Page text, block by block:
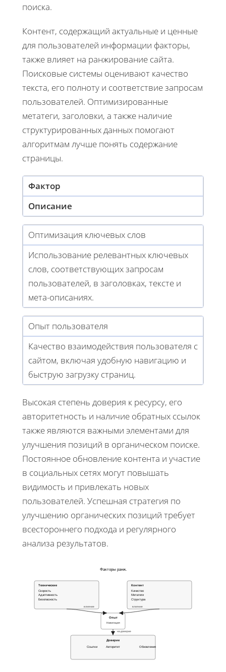
поиска.
Контент, содержащий актуальные и ценные
для пользователей информации факторы,
также влияет на ранжирование сайта.
Поисковые системы оценивают качество
текста, его полноту и соответствие запросам
пользователей. Оптимизированные
метатеги, заголовки, а также наличие
структурированных данных помогают
алгоритмам лучше понять содержание
страницы.
Фактор
Описание
Оптимизация ключевых слов
Использование релевантных ключевых
слов, соответствующих запросам
пользователей, в заголовках, тексте и
мета-описаниях.
Опыт пользователя
Качество взаимодействия пользователя с
сайтом, включая удобную навигацию и
быструю загрузку страниц.
Высокая степень доверия к ресурсу, его
авторитетность и наличие обратных ссылок
также являются важными элементами для
улучшения позиций в органическом поиске.
Постоянное обновление контента и участие
в социальных сетях могут повышать
видимость и привлекать новых
пользователей. Успешная стратегия по
улучшению органических позиций требует
всестороннего подхода и регулярного
анализа результатов.
Факторы ранж.
Технические
Скорость
Адаптивность
Безопасность
Контент
Качество
Метатеги
Структура
Опыт
Навигация
Доверие
Ссылки Авторитет Обновления
влияние влияние
на доверие